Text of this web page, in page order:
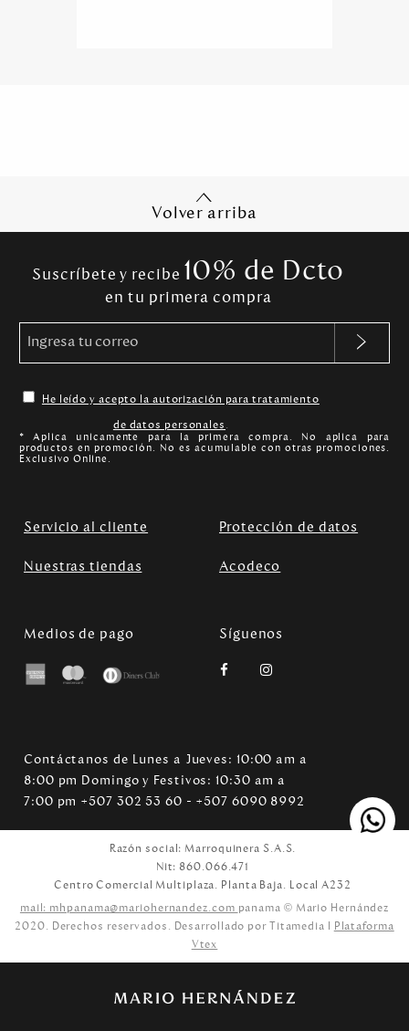
Volver arriba
Suscríbete y recibe 10% de Dcto
en tu primera compra
He leído y acepto la autorización para tratamiento
de datos personales.
* Aplica unicamente para la primera compra. No aplica para
productos en promoción. No es acumulable con otras promociones.
Exclusivo Online.
Servicio al cliente Protección de datos
Nuestras tiendas Acodeco
Medios de pago Síguenos
Contáctanos de Lunes a Jueves: 10:00 am a
8:00 pm Domingo y Festivos: 10:30 am a
7:00 pm +507 302 53 60 - +507 6090 8992
Razón social: Marroquinera S.A.S.
Nit: 860.066.471
Centro Comercial Multiplaza. Planta Baja. Local A232
mail: mhpanama@mariohernandez.com panama © Mario Hernández
2020. Derechos reservados. Desarrollado por Titamedia l Plataforma
Vtex